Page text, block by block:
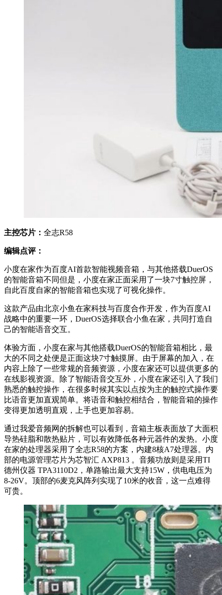
主控芯片： 全志R58
编辑点评：
小度在家作为百度AI首款智能视频音箱，与其他搭载DuerOS
的智能音箱不同但是，小度在家正面采用了一块7寸触控屏，
自此百度自家的智能音箱也实现了可视化操作。
这款产品由北京小鱼在家科技与百度合作开发，作为百度AI
战略中的重要一环，DuerOS选择联合小鱼在家，共同打造自
己的智能语音交互。
体验方面，小度在家与其他搭载DuerOS的智能音箱相比，最
大的不同之处便是正面这块7寸触摸屏。由于屏幕的加入，在
内容上除了一些常规的音频资源，小度在家还可以提供更多的
在线影视资源。除了智能语音交互外，小度在家还引入了我们
熟悉的触控操作，在很多时候其实以点按为主的触控式操作要
比语音更加直观简单。将语音和触控相结合，智能音箱的操作
变得更加透明直观，上手也更加容易。
通过我爱音频网的拆解也可以看到，音箱主板表面放了大面积
导热硅脂和散热贴片，可以有效降低各种元器件的发热。小度
在家的处理器采用了全志R58的方案，内建8核A7处理器。内
部的电源管理芯片为芯智汇 AXP813 。音频功放则是采用TI
德州仪器 TPA3110D2，单路输出最大支持15W，供电电压为
8-26V。顶部的6麦克风阵列实现了10米的收音，这一点难得
可贵。